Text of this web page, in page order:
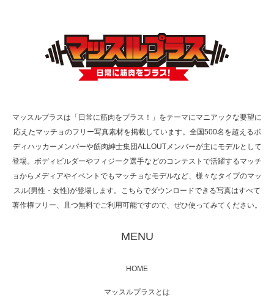
TOKYO FMラジオ番組「ONE MORNING」
で紹介さ…
た（6/8放送）
映画「メカバース」舞台挨拶へマッスルプラ
マッスルプラスは「日常に筋肉をプラス！」をテーマにマニアックな要望に
応えたマッチョのフリー写真素材を掲載しています。全国500名を超えるボ
ディハッカーメンバーや筋肉紳士集団ALLOUTメンバーが主にモデルとして
登場。ボディビルダーやフィジーク選手などのコンテストで活躍するマッチ
ョからメディアやイベントでもマッチョなモデルなど、様々なタイプのマッ
スル(男性・女性)が登場します。こちらでダウンロードできる写真はすべて
著作権フリー、且つ無料でご利用可能ですので、ぜひ使ってみてください。
MENU
HOME
マッスルプラスとは